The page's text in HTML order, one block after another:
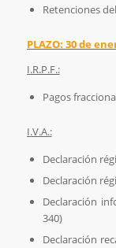
Retenciones
PLAZO: 30 de
I.R.P.F.:
Pagos
I.V.A.:
Declaración
Declaración
Declaración
340)
Declaración